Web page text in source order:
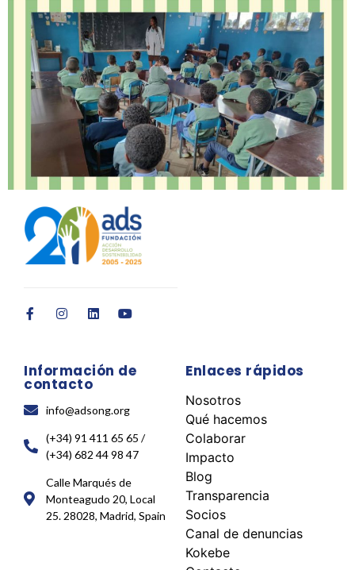
Información de
contacto
info@adsong.org
(+34) 91 411 65 65 /
(+34) 682 44 98 47
Calle Marqués de
Monteagudo 20, Local
25. 28028, Madrid, Spain
Enlaces rápidos
Nosotros
Qué hacemos
Colaborar
Impacto
Blog
Transparencia
Socios
Canal de denuncias
Kokebe